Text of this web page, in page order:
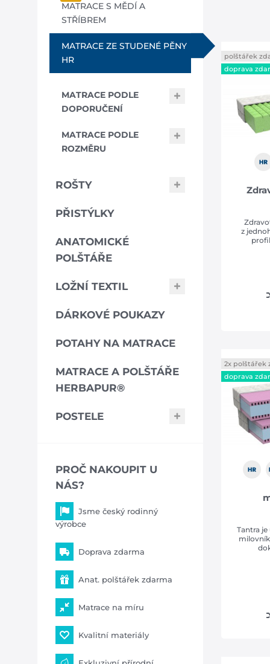
při
polštářek
doprava
z
2x polštářek
doprava
Tantra
MATRACE S MĚDÍ A
STŘÍBREM
MATRACE ZE STUDENÉ PĚNY
HR
MATRACE PODLE
DOPORUČENÍ
MATRACE PODLE
ROZMĚRU
ROŠTY
PŘISTÝLKY
ANATOMICKÉ
POLŠTÁŘE
LOŽNÍ TEXTIL
DÁRKOVÉ POUKAZY
POTAHY NA MATRACE
MATRACE A POLŠTÁŘE
HERBAPUR®
POSTELE
PROČ NAKOUPIT U
NÁS?
Jsme český rodinný
výrobce
Doprava zdarma
Anat. polštářek zdarma
Matrace na míru
Kvalitní materiály